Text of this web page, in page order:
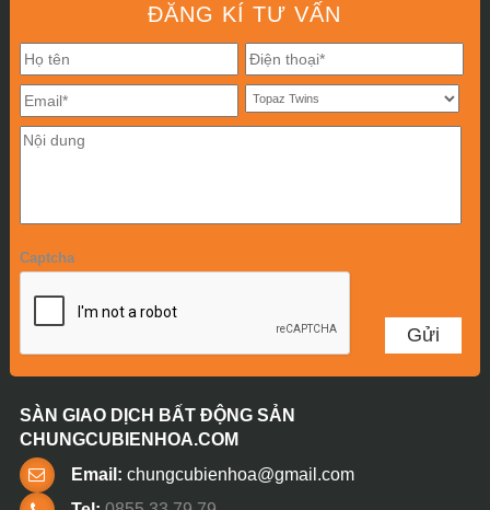
ĐĂNG KÍ TƯ VẤN
Captcha
SÀN GIAO DỊCH BẤT ĐỘNG SẢN
CHUNGCUBIENHOA.COM
Email: chungcubienhoa@gmail.com